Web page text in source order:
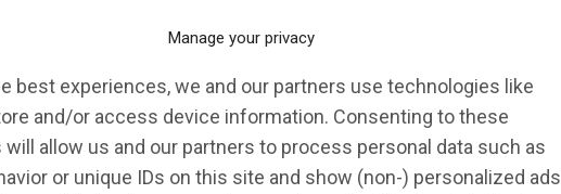
Manage your privacy
best experiences, we and our partners use technologies like
and/or access device information. Consenting to these
allow us and our partners to process personal data such as
or unique IDs on this site and show (non-) personalized ads.